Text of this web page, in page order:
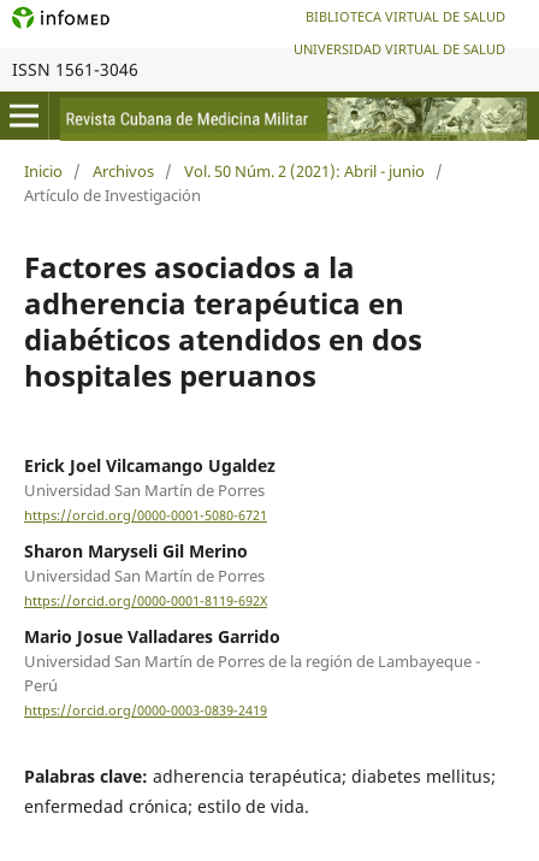
BIBLIOTECA VIRTUAL DE SALUD
UNIVERSIDAD VIRTUAL DE SALUD
ISSN 1561-3046
Inicio / Archivos / Vol. 50 Núm. 2 (2021): Abril - junio /
Artículo de Investigación
Factores asociados a la
adherencia terapéutica en
diabéticos atendidos en dos
hospitales peruanos
Erick Joel Vilcamango Ugaldez
Universidad San Martín de Porres
https://orcid.org/0000-0001-5080-6721
Sharon Maryseli Gil Merino
Universidad San Martín de Porres
https://orcid.org/0000-0001-8119-692X
Mario Josue Valladares Garrido
Universidad San Martín de Porres de la región de Lambayeque -
Perú
https://orcid.org/0000-0003-0839-2419
Palabras clave: adherencia terapéutica; diabetes mellitus;
enfermedad crónica; estilo de vida.